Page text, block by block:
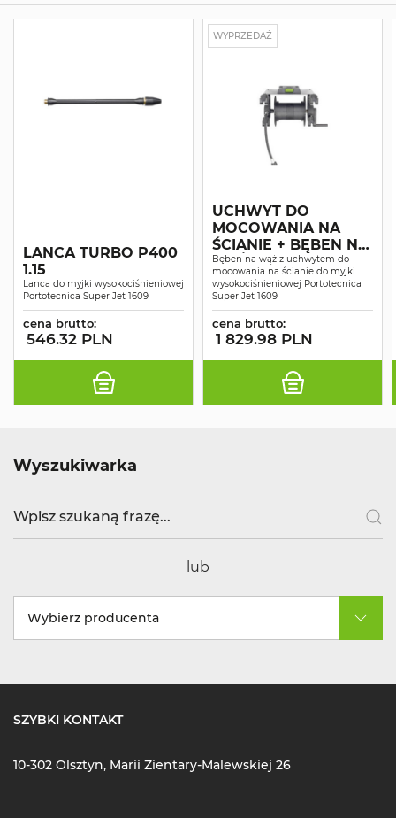
LANCA TURBO P400
1.15
Lanca do myjki wysokociśnieniowej
Portotecnica Super Jet 1609
cena brutto:
546.32 PLN
WYPRZEDAŻ
UCHWYT DO
MOCOWANIA NA
ŚCIANIE + BĘBEN NA
WĄŻ
Bęben na wąż z uchwytem do
mocowania na ścianie do myjki
wysokociśnieniowej Portotecnica
Super Jet 1609
cena brutto:
1 829.98 PLN
Wyszukiwarka
lub
Wybierz producenta
SZYBKI KONTAKT
10-302 Olsztyn, Marii Zientary-Malewskiej 26